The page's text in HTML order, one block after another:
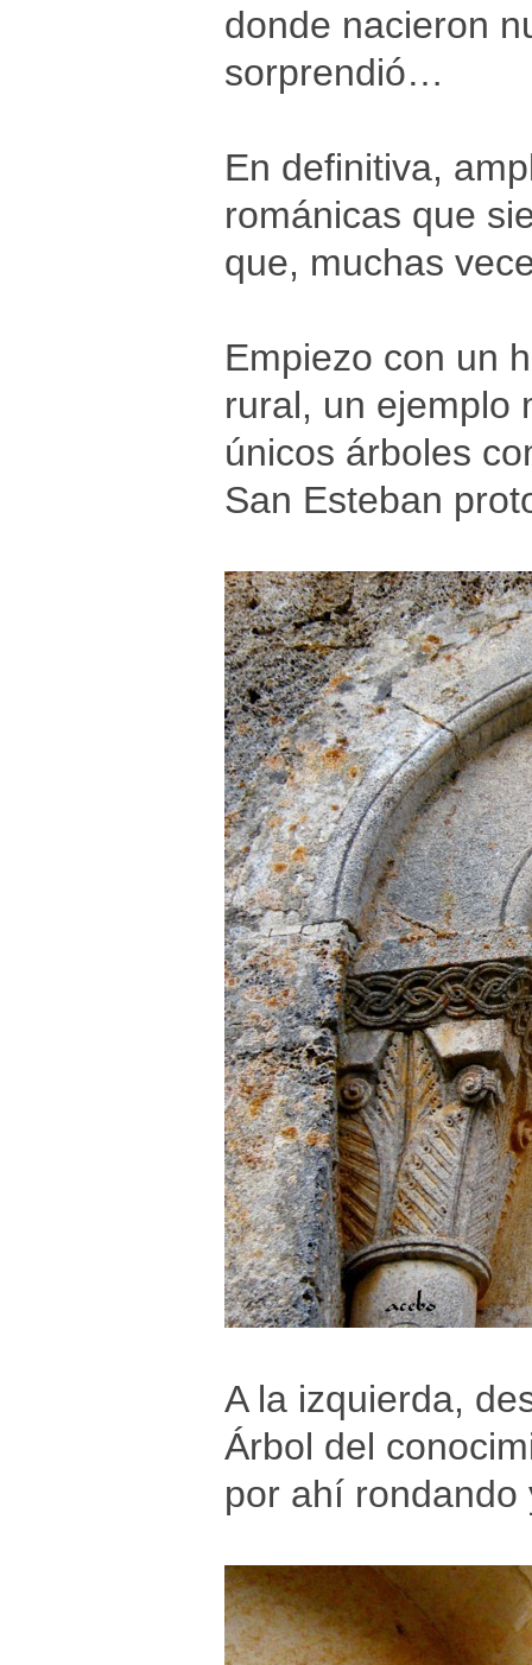
donde nacieron
sorprendió…
En definitiva,
románicas que
que, muchas
Empiezo con un
rural, un ejemplo
únicos árboles
San Esteban
A la izquierda,
Árbol del
por ahí rondando